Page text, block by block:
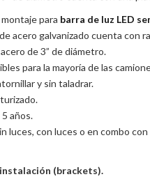
para barra de luz LED
acero galvanizado cuenta con
de 3” de diámetro.
para la mayoría de las
y sin taladrar.
años.
luces, con luces o en combo
(brackets).